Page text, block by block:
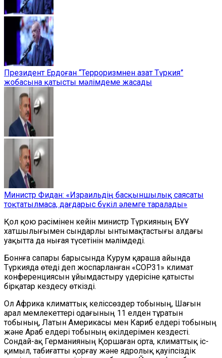
Президент Ердоған “Терроризмнен азат Түркия”
жобасына қатысты мәлімдеме жасады
Министр Фидан: «Израильдің басқыншылық саясаты
тоқтатылмаса, дағдарыс бүкіл әлемге таралады»
Қол қою рәсімінен кейін министр Түркияның БҰҰ
хатшылығымен сындарлы ынтымақтастығы алдағы
уақытта да нығая түсетінін мәлімдеді.
Боннға сапары барысында Курум қараша айында
Түркияда өтеді деп жоспарланған «COP31» климат
конференциясын ұйымдастыру үдерісіне қатысты
бірқатар кездесу өткізді.
Ол Африка климаттық келіссөздер тобының, Шағын
арал мемлекеттері одағының 11 елден тұратын
тобының, Латын Америкасы мен Кариб елдері тобының
және Араб елдері тобының өкілдерімен кездесті.
Сондай-ақ Германияның Қоршаған орта, климаттық іс-
қимыл, табиғатты қорғау және ядролық қауіпсіздік